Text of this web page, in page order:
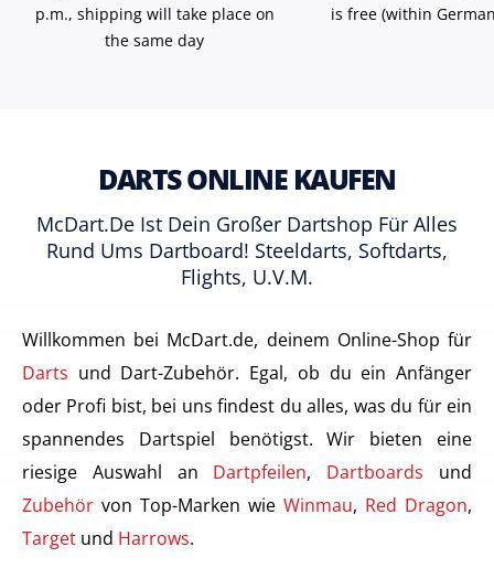
p.m., shipping will take place on
the same day
is free (within
DARTS ONLINE KAUFEN
McDart.de Ist Dein Großer Dartshop Für Alles
Rund Ums Dartboard! Steeldarts, Softdarts,
Flights, U.v.m.
Willkommen bei McDart.de, deinem Online-Shop für
Darts und Dart-Zubehör. Egal, ob du ein Anfänger
oder Profi bist, bei uns findest du alles, was du für ein
spannendes Dartspiel benötigst. Wir bieten eine
riesige Auswahl an Dartpfeilen, Dartboards und
Zubehör von Top-Marken wie Winmau, Red Dragon,
Target und Harrows.